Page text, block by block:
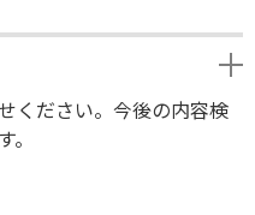
ください。今後の内容検